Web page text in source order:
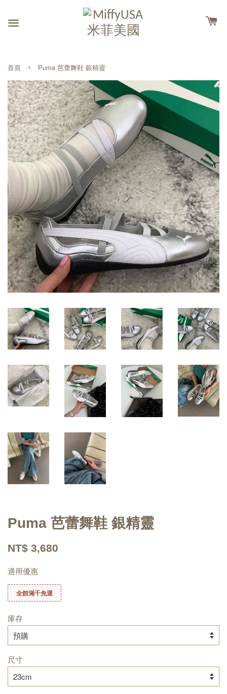
首頁 › Puma 芭蕾舞鞋 銀精靈
Puma 芭蕾舞鞋 銀精靈
NT$ 3,680
適用優惠
全館滿千免運
庫存
尺寸